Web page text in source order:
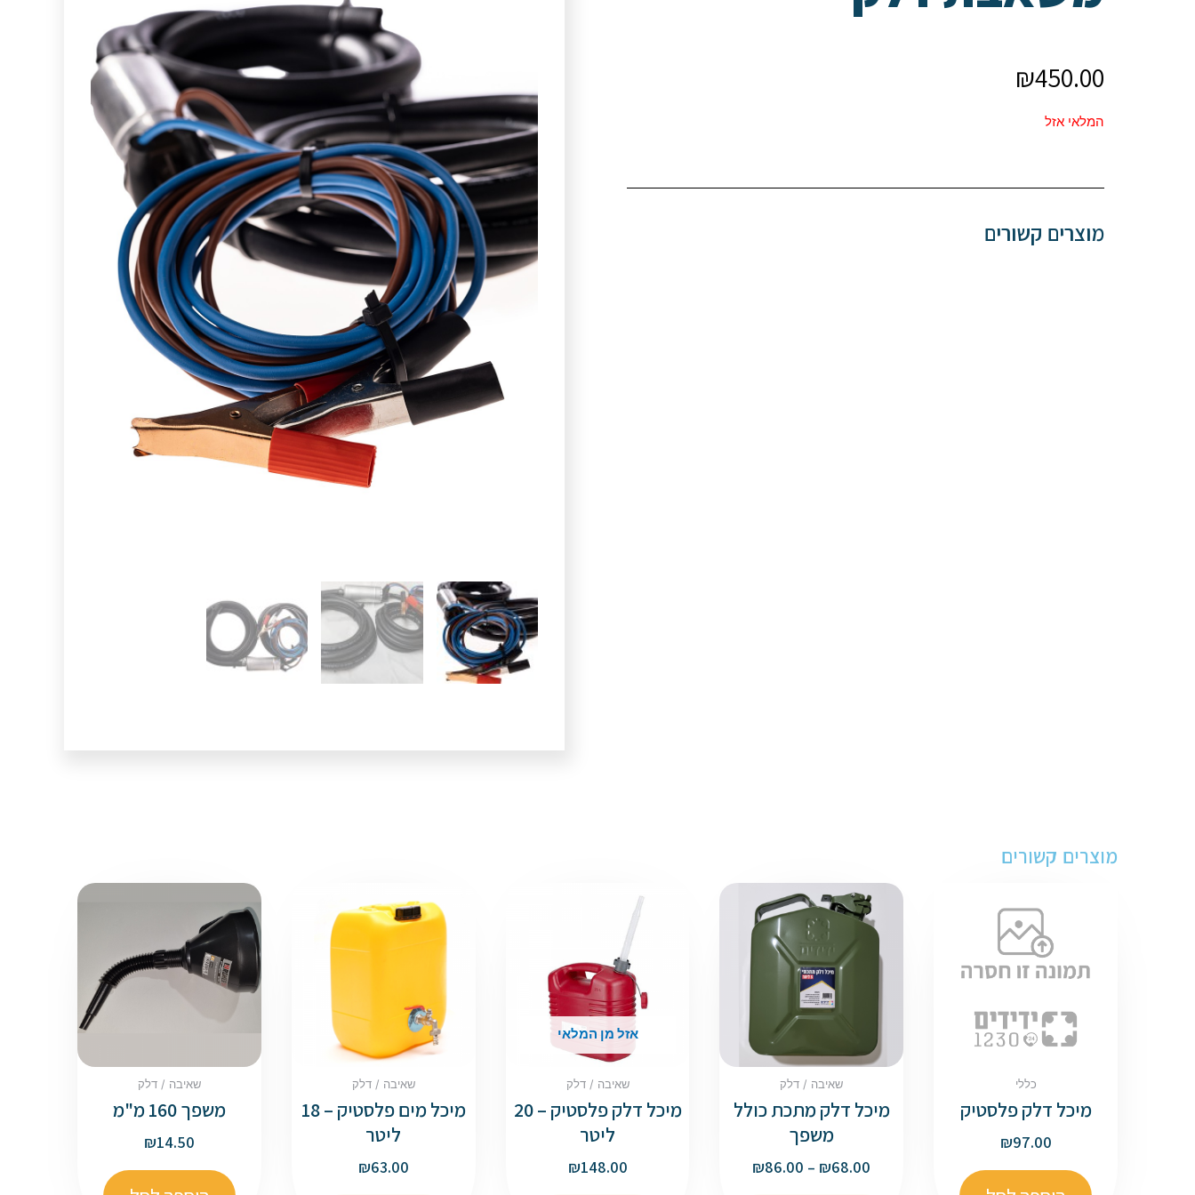
₪450.00
המלאי אזל
מוצרים קשורים
מוצרים קשורים
כללי
מיכל דלק פלסטיק
₪97.00
שאיבה / דלק
מיכל דלק מתכת כולל
משפך
₪68.00
–
₪86.00
אזל מן המלאי
שאיבה / דלק
מיכל דלק פלסטיק – 20
ליטר
₪148.00
שאיבה / דלק
מיכל מים פלסטיק – 18
ליטר
₪63.00
שאיבה / דלק
משפך 160 מ"מ
₪14.50